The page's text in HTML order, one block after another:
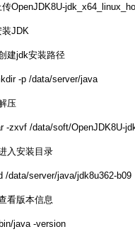
传OpenJDK8U-
装JDK
建jdk安装路径
-p /data/server/java
压
-zxvf /data/soft/OpenJDK8U-
入安装目录
/data/server/java/jdk8u362-b09
看版本信息
java -version